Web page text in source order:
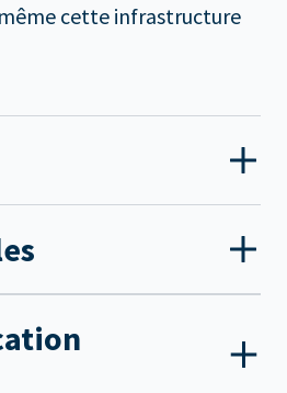
cette infrastructure